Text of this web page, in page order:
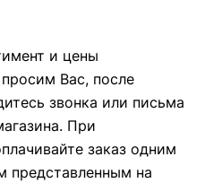
и цены
Вас, после
звонка или письма
При
заказ одним
представленным на